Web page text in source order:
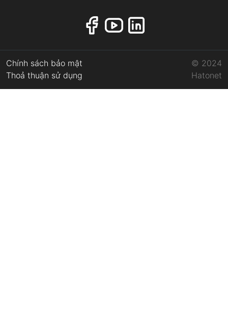
Chính sách bảo mật
Thoả thuận sử dụng
© 2024
Hatonet